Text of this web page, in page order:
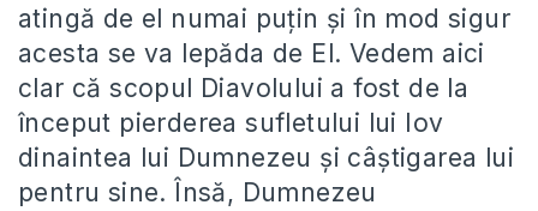
atingă de el numai puțin și în mod sigur
acesta se va lepăda de El. Vedem aici
clar că scopul Diavolului a fost de la
început pierderea sufletului lui Iov
dinaintea lui Dumnezeu și câștigarea lui
pentru sine. Însă, Dumnezeu